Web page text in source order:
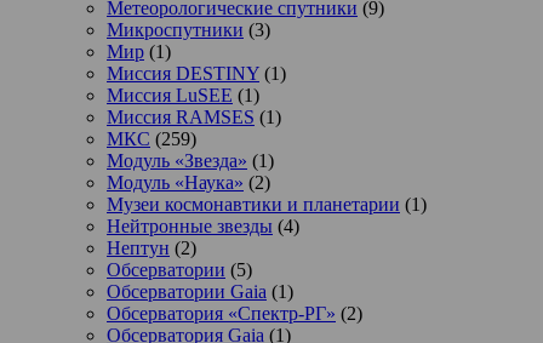
Метеорологические спутники (9)
Микроспутники (3)
Мир (1)
Миссия DESTINY (1)
Миссия LuSEE (1)
Миссия RAMSES (1)
МКС (259)
Модуль «Звезда» (1)
Модуль «Наука» (2)
Музеи космонавтики и планетарии (1)
Нейтронные звезды (4)
Нептун (2)
Обсерватории (5)
Обсерватории Gaia (1)
Обсерватория «Спектр-РГ» (2)
Обсерватория Gaia (1)